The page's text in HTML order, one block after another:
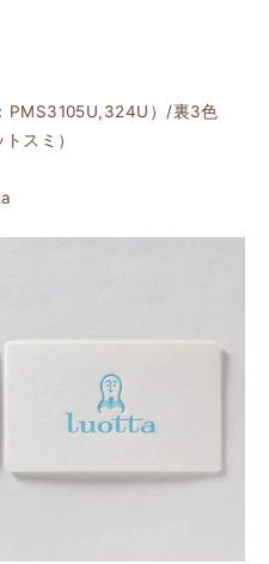
PMS3105U,324U）/裏3色
スミ）